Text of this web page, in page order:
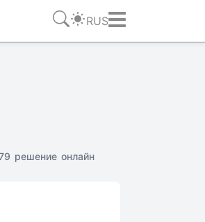
RUS
решение онлайн